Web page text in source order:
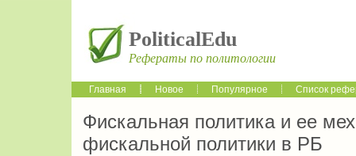
PoliticalEdu
Рефераты по политологии
Главная Новое Популярное Список
Фискальная политика и ее
фискальной политики в РБ